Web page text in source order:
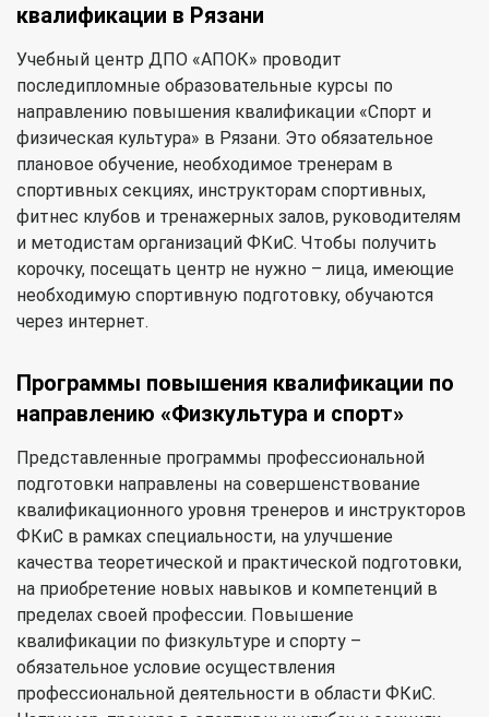
квалификации в Рязани
Учебный центр ДПО «АПОК» проводит
последипломные образовательные курсы по
направлению повышения квалификации «Спорт и
физическая культура» в Рязани. Это обязательное
плановое обучение, необходимое тренерам в
спортивных секциях, инструкторам спортивных,
фитнес клубов и тренажерных залов, руководителям
и методистам организаций ФКиС. Чтобы получить
корочку, посещать центр не нужно – лица, имеющие
необходимую спортивную подготовку, обучаются
через интернет.
Программы повышения квалификации по
направлению «Физкультура и спорт»
Представленные программы профессиональной
подготовки направлены на совершенствование
квалификационного уровня тренеров и инструкторов
ФКиС в рамках специальности, на улучшение
качества теоретической и практической подготовки,
на приобретение новых навыков и компетенций в
пределах своей профессии. Повышение
квалификации по физкультуре и спорту –
обязательное условие осуществления
профессиональной деятельности в области ФКиС.